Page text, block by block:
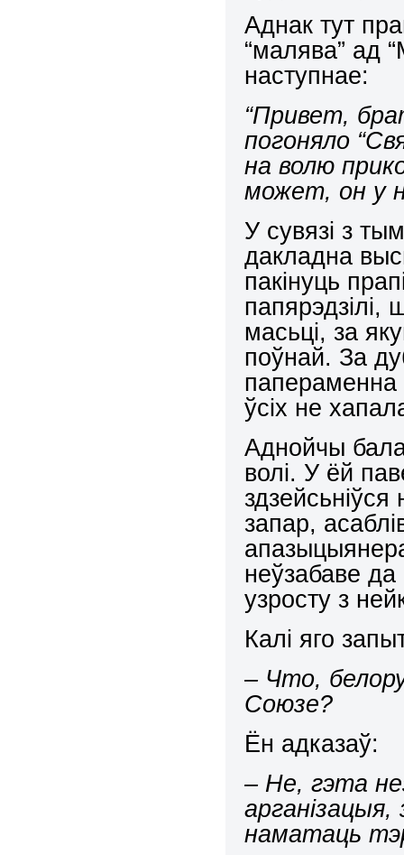
Аднак тут
“малява” ад
наступнае:
“Привет,
погоняло
на волю
может, он у
У сувязі з
дакладна
пакінуць
папярэдзілі,
масьці, за
поўнай. За
папераменна
ўсіх не
Аднойчы
волі. У ёй
здзейсьніўся
запар,
неўзабаве да
узросту з
Калі яго
– Что,
Союзе?
Ён адказаў:
– Не, гэта
наматаць